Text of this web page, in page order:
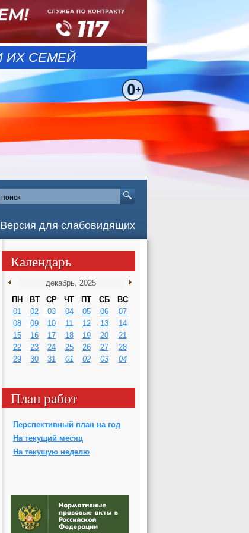
ИХ СЕМЕЙ
Версия для слабовидящих
Календарь
ПН ВТ СР ЧТ ПТ СБ
ВС
01
02 03 04 05 06
07
08
09 10 11 12 13
14
15
16 17 18 19 20
21
22
23 24 25 26 27
28
29
30 31 01 02 03 04
План работ
Перспективный план на год
На текущий месяц
На текущую неделю